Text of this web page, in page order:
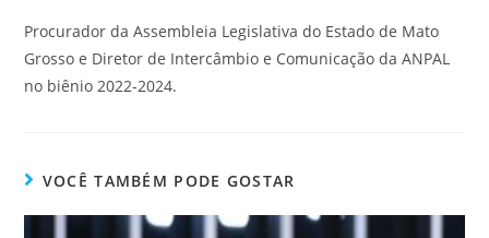
Procurador da Assembleia Legislativa do Estado de Mato
Grosso e Diretor de Intercâmbio e Comunicação da ANPAL
no biênio 2022-2024.
VOCÊ TAMBÉM PODE GOSTAR